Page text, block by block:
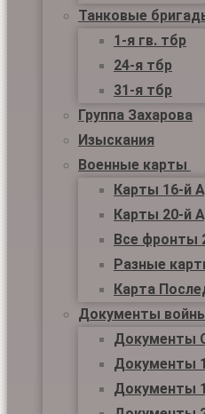
Танковые
1-я гв. тбр
24-я тбр
31-я тбр
Группа Захарова
Изыскания
Военные карты
Карты 16-й
Карты 20-й
Все фронты
Разные
Карта
Документы
Документы
Документы
Документы